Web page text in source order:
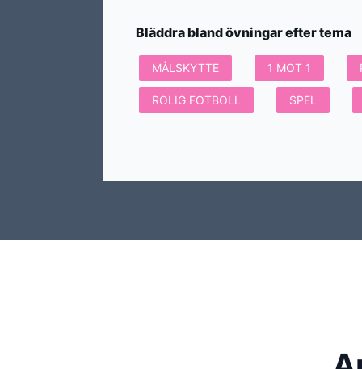
Bläddra bland övningar efter tema
MÅLSKYTTE 1 MOT 1
ROLIG FOTBOLL SPEL